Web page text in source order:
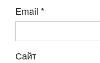
Email *
Сайт